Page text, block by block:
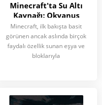
Minecraft'ta Su Altı
Kaynağı: Okyanus
Derinliklerinin Gizemli
Bloğu Nasıl Çalışır?
Minecraft, ilk bakışta basit
görünen ancak aslında birçok
faydalı özellik sunan eşya ve
bloklarıyla